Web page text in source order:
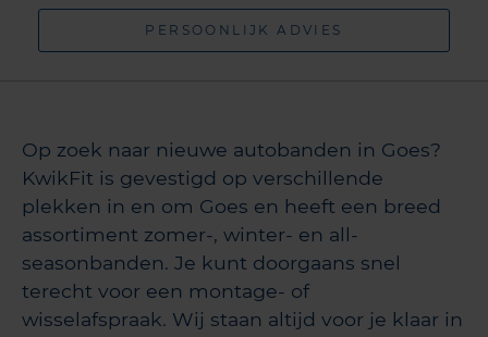
PERSOONLIJK ADVIES
Op zoek naar nieuwe autobanden in Goes?
KwikFit is gevestigd op verschillende
plekken in en om Goes en heeft een breed
assortiment zomer-, winter- en all-
seasonbanden. Je kunt doorgaans snel
terecht voor een montage- of
wisselafspraak. Wij staan altijd voor je klaar in